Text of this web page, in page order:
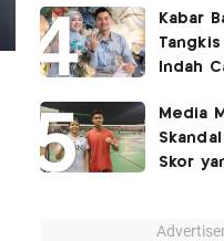
Dapat
Kabar
Indah
Media
Skor